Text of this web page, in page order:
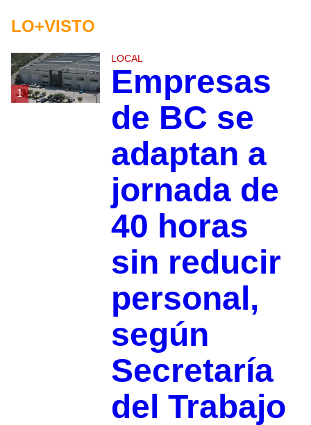
LO+VISTO
1
LOCAL
Empresas
de BC se
adaptan a
jornada de
40 horas
sin reducir
personal,
según
Secretaría
del Trabajo